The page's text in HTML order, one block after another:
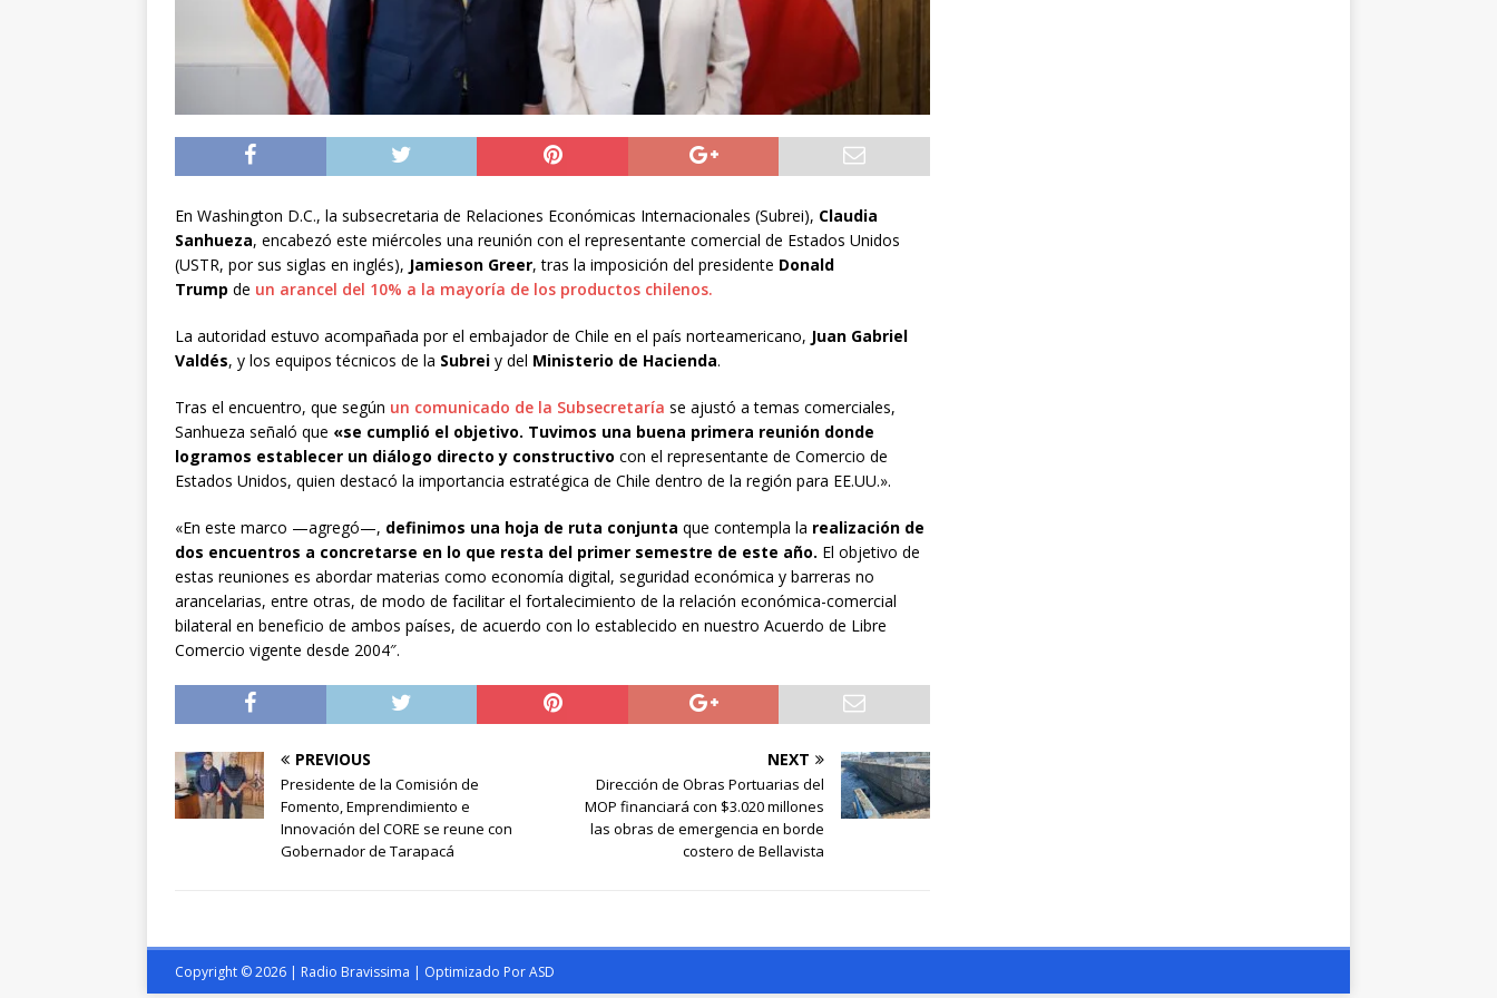
En Washington D.C., la subsecretaria de Relaciones Económicas Internacionales (Subrei), Claudia
Sanhueza, encabezó este miércoles una reunión con el representante comercial de Estados Unidos
(USTR, por sus siglas en inglés), Jamieson Greer, tras la imposición del presidente Donald
Trump de un arancel del 10% a la mayoría de los productos chilenos.
La autoridad estuvo acompañada por el embajador de Chile en el país norteamericano, Juan Gabriel
Valdés, y los equipos técnicos de la Subrei y del Ministerio de Hacienda.
Tras el encuentro, que según un comunicado de la Subsecretaría se ajustó a temas comerciales,
Sanhueza señaló que «se cumplió el objetivo. Tuvimos una buena primera reunión donde
logramos establecer un diálogo directo y constructivo con el representante de Comercio de
Estados Unidos, quien destacó la importancia estratégica de Chile dentro de la región para EE.UU.».
«En este marco —agregó—, definimos una hoja de ruta conjunta que contempla la realización de
dos encuentros a concretarse en lo que resta del primer semestre de este año. El objetivo de
estas reuniones es abordar materias como economía digital, seguridad económica y barreras no
arancelarias, entre otras, de modo de facilitar el fortalecimiento de la relación económica-comercial
bilateral en beneficio de ambos países, de acuerdo con lo establecido en nuestro Acuerdo de Libre
Comercio vigente desde 2004″.
PREVIOUS
Presidente de la Comisión de
Fomento, Emprendimiento e
Innovación del CORE se reune con
Gobernador de Tarapacá
NEXT
Dirección de Obras Portuarias del
MOP financiará con $3.020 millones
las obras de emergencia en borde
costero de Bellavista
Copyright © 2026 | Radio Bravissima | Optimizado PorASD